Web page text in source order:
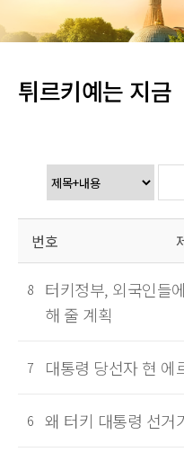
튀르키예는 지금
번호
8
터키정부, 외국인들
해 줄 계획
7 대통령 당선자 현 에
6 왜 터키 대통령 선거